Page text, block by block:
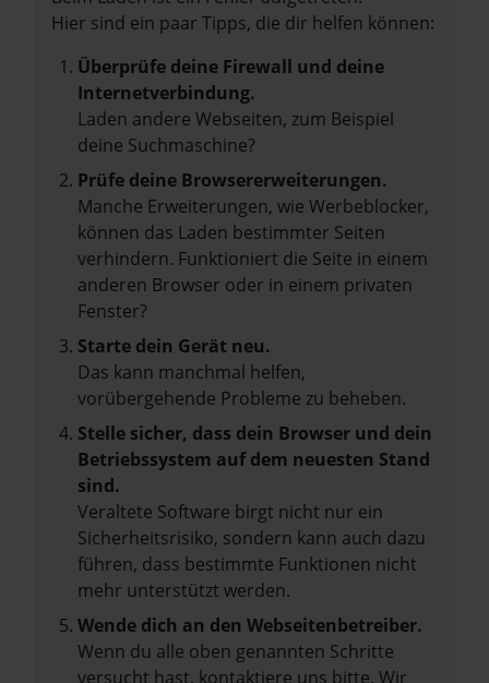
Hier sind ein paar Tipps, die dir helfen können:
Überprüfe deine Firewall und deine
Internetverbindung.
Laden andere Webseiten, zum Beispiel
deine Suchmaschine?
Prüfe deine Browsererweiterungen.
Manche Erweiterungen, wie Werbeblocker,
können das Laden bestimmter Seiten
verhindern. Funktioniert die Seite in einem
anderen Browser oder in einem privaten
Fenster?
Starte dein Gerät neu.
Das kann manchmal helfen,
vorübergehende Probleme zu beheben.
Stelle sicher, dass dein Browser und dein
Betriebssystem auf dem neuesten Stand
sind.
Veraltete Software birgt nicht nur ein
Sicherheitsrisiko, sondern kann auch dazu
führen, dass bestimmte Funktionen nicht
mehr unterstützt werden.
Wende dich an den Webseitenbetreiber.
Wenn du alle oben genannten Schritte
versucht hast, kontaktiere uns bitte. Wir